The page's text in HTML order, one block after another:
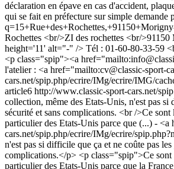
déclaration en épave en cas d'accident,
qui se fait en préfecture sur simple
Rochettes <br/>ZI des rochettes <br/
height='11' alt="-" /> Tél : 01-60-80-33-59
<p class="spip"><a href="mailto:
l'atelier : <a href="mailto:cv@classic-sport-
cars.net/spip.php/ecrire/IMg/ecrire/IMG/
article6 http://www.classic-sport-cars.net/
collection, même des Etats-Unis, n'est pas
sécurité et sans complications. <br />Ce
particulier des Etats-Unis parce que (...) -
cars.net/spip.php/ecrire/IMg/ecrire/